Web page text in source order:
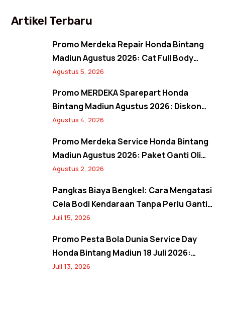
Artikel Terbaru
Promo Merdeka Repair Honda Bintang
Madiun Agustus 2026: Cat Full Body
Mulai 12 Jutaan, Diskon Cat Spion 17%,
Agustus 5, 2026
Promo MERDEKA Sparepart Honda
Bintang Madiun Agustus 2026: Diskon
Ban & Aki Orisinal 10% Plus Gratis
Agustus 4, 2026
Promo Merdeka Service Honda Bintang
Madiun Agustus 2026: Paket Ganti Oli
Hemat, Servis AC Sejuk, dan Bebas Antre
Agustus 2, 2026
Pangkas Biaya Bengkel: Cara Mengatasi
Cela Bodi Kendaraan Tanpa Perlu Ganti
Panel
Juli 15, 2026
Promo Pesta Bola Dunia Service Day
Honda Bintang Madiun 18 Juli 2026:
Banjir Diskon Servis 20%, Oli 10%, Free
Juli 13, 2026